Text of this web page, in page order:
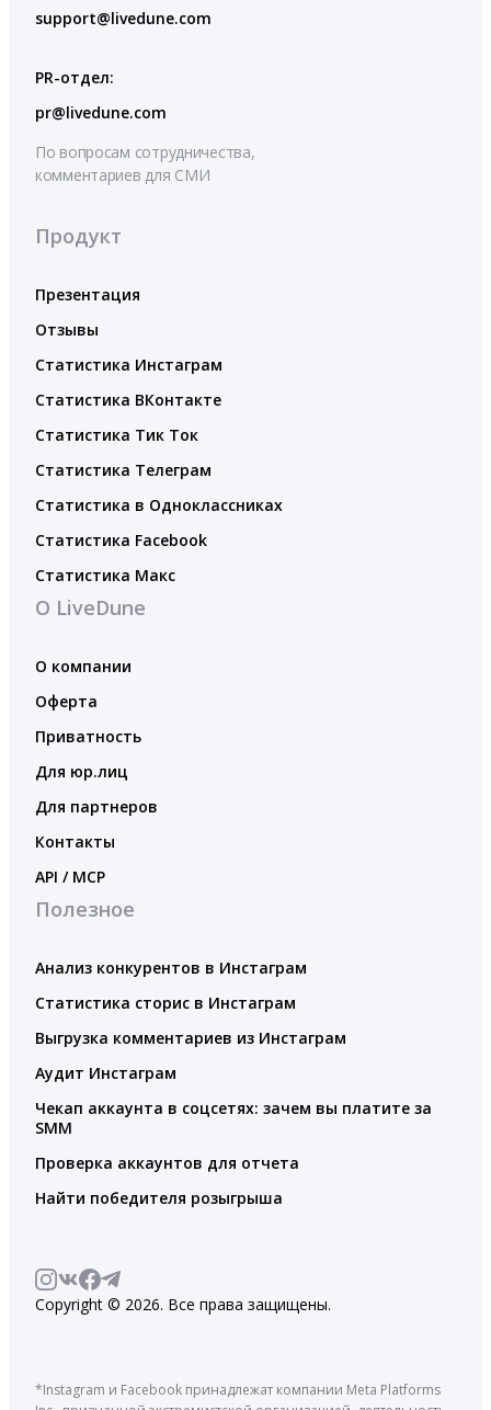
support@livedune.com
PR-отдел:
pr@livedune.com
По вопросам сотрудничества,
комментариев для СМИ
Продукт
Презентация
Отзывы
Статистика Инстаграм
Статистика ВКонтакте
Статистика Тик Ток
Статистика Телеграм
Статистика в Одноклассниках
Статистика Facebook
Статистика Макс
О LiveDune
О компании
Оферта
Приватность
Для юр.лиц
Для партнеров
Контакты
API / MCP
Полезное
Анализ конкурентов в Инстаграм
Статистика сторис в Инстаграм
Выгрузка комментариев из Инстаграм
Аудит Инстаграм
Чекап аккаунта в соцсетях: зачем вы платите за
SMM
Проверка аккаунтов для отчета
Найти победителя розыгрыша
Copyright © 2026. Все права защищены.
*Instagram и Facebook принадлежат компании Meta Platforms